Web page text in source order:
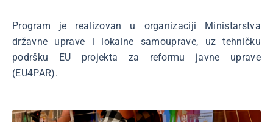
Program je realizovan u organizaciji Ministarstva
državne uprave i lokalne samouprave, uz tehničku
podršku EU projekta za reformu javne uprave
(EU4PAR).